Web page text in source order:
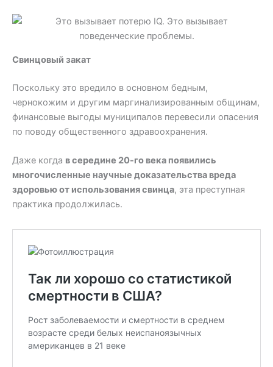
Свинцовый закат
Поскольку это вредило в основном бедным,
чернокожим и другим маргинализированным общинам,
финансовые выгоды муниципалов перевесили опасения
по поводу общественного здравоохранения.
Даже когда в середине 20-го века появились
многочисленные научные доказательства вреда
здоровью от использования свинца, эта преступная
практика продолжилась.